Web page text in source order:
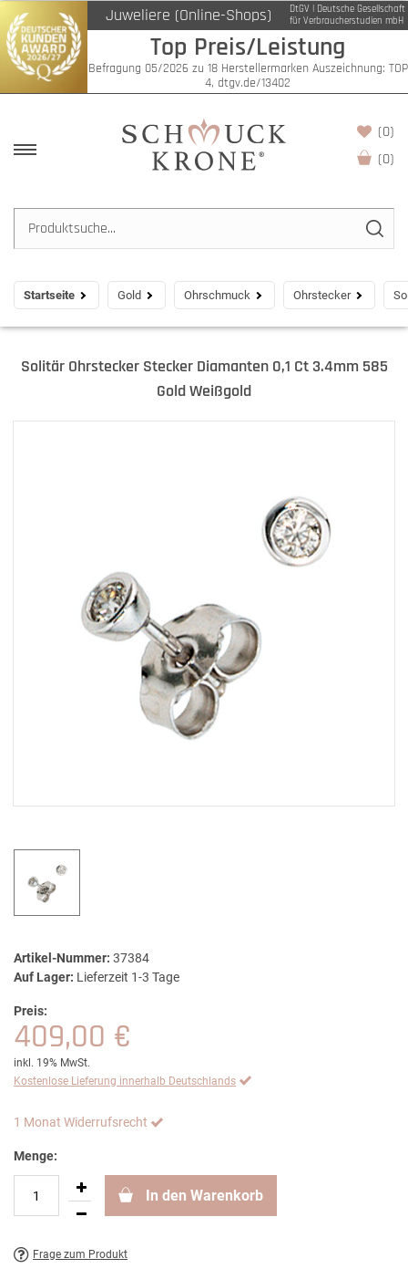
Juweliere (Online-Shops)
DtGV | Deutsche Gesellschaft
für Verbraucherstudien mbH
Top Preis/Leistung
Befragung 05/2026 zu 18 Herstellermarken Auszeichnung: TOP
4, dtgv.de/13402
(0)
(0)
Startseite Gold Ohrschmuck Ohrstecker
Solitär Ohrstecker Stecker Diamanten 0,1 Ct 3.4mm 585
Gold Weißgold
Artikel-Nummer: 37384
Auf Lager: Lieferzeit 1-3 Tage
Preis:
409,00 €
inkl. 19% MwSt.
Kostenlose Lieferung innerhalb Deutschlands
1 Monat Widerrufsrecht
Menge:
In den Warenkorb
Frage zum Produkt